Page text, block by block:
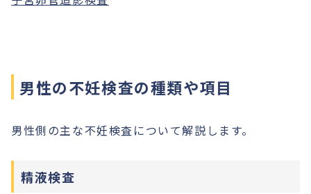
男性の不妊検査の種類や項目
男性側の主な不妊検査について解説します。
精液検査